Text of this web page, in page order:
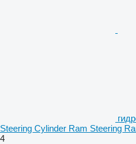
Steering Cylinder Ram Steering
4